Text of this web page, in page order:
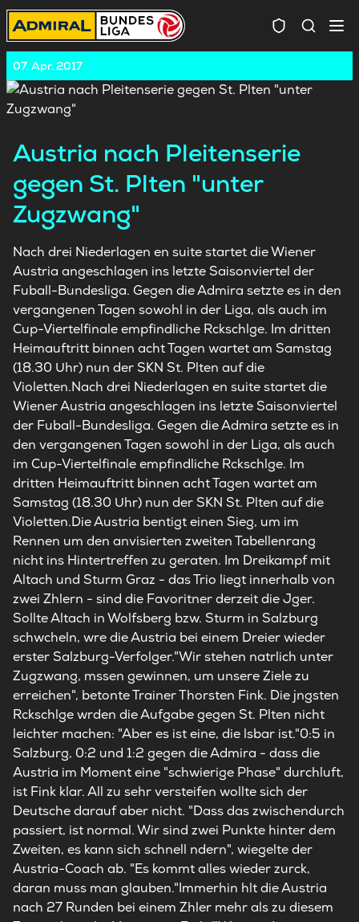
07. Apr. 2017
Austria nach Pleitenserie
gegen St. Plten "unter
Zugzwang"
Nach drei Niederlagen en suite startet die Wiener
Austria angeschlagen ins letzte Saisonviertel der
Fuball-Bundesliga. Gegen die Admira setzte es in den
vergangenen Tagen sowohl in der Liga, als auch im
Cup-Viertelfinale empfindliche Rckschlge. Im dritten
Heimauftritt binnen acht Tagen wartet am Samstag
(18.30 Uhr) nun der SKN St. Plten auf die
Violetten.Nach drei Niederlagen en suite startet die
Wiener Austria angeschlagen ins letzte Saisonviertel
der Fuball-Bundesliga. Gegen die Admira setzte es in
den vergangenen Tagen sowohl in der Liga, als auch
im Cup-Viertelfinale empfindliche Rckschlge. Im
dritten Heimauftritt binnen acht Tagen wartet am
Samstag (18.30 Uhr) nun der SKN St. Plten auf die
Violetten.Die Austria bentigt einen Sieg, um im
Rennen um den anvisierten zweiten Tabellenrang
nicht ins Hintertreffen zu geraten. Im Dreikampf mit
Altach und Sturm Graz - das Trio liegt innerhalb von
zwei Zhlern - sind die Favoritner derzeit die Jger.
Sollte Altach in Wolfsberg bzw. Sturm in Salzburg
schwcheln, wre die Austria bei einem Dreier wieder
erster Salzburg-Verfolger."Wir stehen natrlich unter
Zugzwang, mssen gewinnen, um unsere Ziele zu
erreichen", betonte Trainer Thorsten Fink. Die jngsten
Rckschlge wrden die Aufgabe gegen St. Plten nicht
leichter machen: "Aber es ist eine, die lsbar ist."0:5 in
Salzburg, 0:2 und 1:2 gegen die Admira - dass die
Austria im Moment eine "schwierige Phase" durchluft,
ist Fink klar. All zu sehr versteifen wollte sich der
Deutsche darauf aber nicht. "Dass das zwischendurch
passiert, ist normal. Wir sind zwei Punkte hinter dem
Zweiten, es kann sich schnell ndern", wiegelte der
Austria-Coach ab. "Es kommt alles wieder zurck,
daran muss man glauben."Immerhin hlt die Austria
nach 27 Runden bei einem Zhler mehr als zu diesem